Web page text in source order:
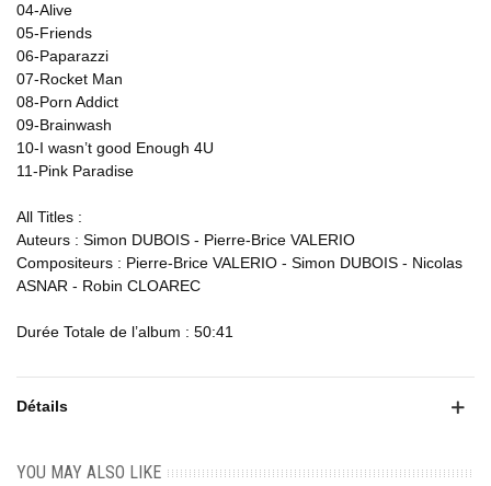
04-Alive
05-Friends
06-Paparazzi
07-Rocket Man
08-Porn Addict
09-Brainwash
10-I wasn’t good Enough 4U
11-Pink Paradise
All Titles :
Auteurs : Simon DUBOIS - Pierre-Brice VALERIO
Compositeurs : Pierre-Brice VALERIO - Simon DUBOIS - Nicolas
ASNAR - Robin CLOAREC
Durée Totale de l’album : 50:41
Détails
YOU MAY ALSO LIKE